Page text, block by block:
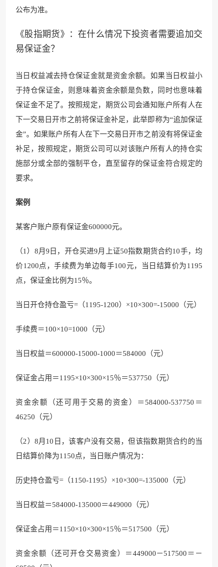
公布为准。
《股指期货》：在什么情况下投资者需要追加交
易保证金？
当日权益减去持仓保证金就是资金余额。如果当日权益小
于持仓保证金，则意味着资金余额是负数，同时也意味着
保证金不足了。按照规定，期货公司会通知账户所有人在
下一交易日开市之前将保证金补足，此举即称为“追加保证
金”。如果账户所有人在下一交易日开市之前没有将保证金
补足，按照规定，期货公司可以对该账户所有人的持仓实
施部分或全部的强制平仓，直至留存的保证金符合规定的
要求。
案例
某客户账户原有保证金600000元。
（1）8月9日，开仓买进9月上证50指数期货合约10手，均
价1200点，手续费为单边每手100元，当日结算价为1195
点，保证金比例为15％。
当日开仓持仓盈亏=（1195-1200）×10×300=-15000（元）
手续费＝100×10=1000（元）
当日权益＝600000-15000-1000＝584000（元）
保证金占用＝1195×10×300×15％＝537750（元）
资金余额（还可用于交易的资金）＝584000-537750＝
46250（元）
（2）8月10日，该客户没有交易，但该指数期货合约的当
日结算价降为1150点，当日账户情况为：
历史持仓盈亏=（1150-1195）×10×300=-135000（元）
当日权益＝584000-135000＝449000（元）
保证金占用＝1150×10×300×15％＝517500（元）
资金余额（还可开仓交易资金）＝449000－517500＝－